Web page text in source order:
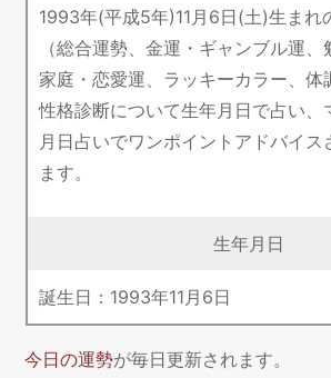
1993年(平成5年)11月6日(土)生まれ
（総合運勢、金運・ギャンブル運、
家庭・恋愛運、ラッキーカラー、体
性格診断について生年月日で占い、
月日占いでワンポイントアドバイス
ます。
生年月日
誕生日： 1993年11 月 6日
今日の運勢が毎日更新されます。